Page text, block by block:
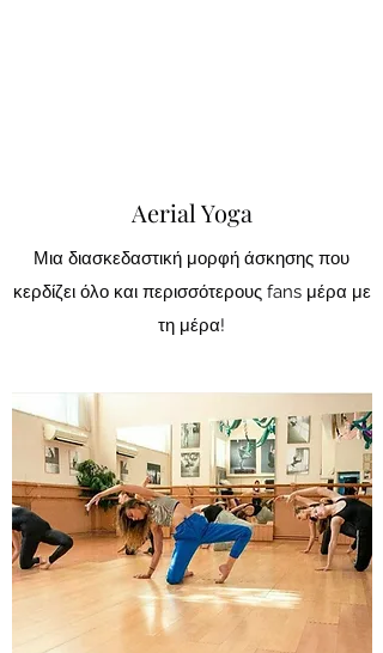
Aerial Yoga
Μια διασκεδαστική μορφή άσκησης που
κερδίζει όλο και περισσότερους fans μέρα με
τη μέρα!